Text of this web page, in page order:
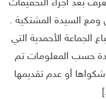
بعد اجراء التحقيقات
ومع السيدة المشتكية .
الجماعة الأحمدية التي
حسب المعلومات تم
أو عدم تقديمها